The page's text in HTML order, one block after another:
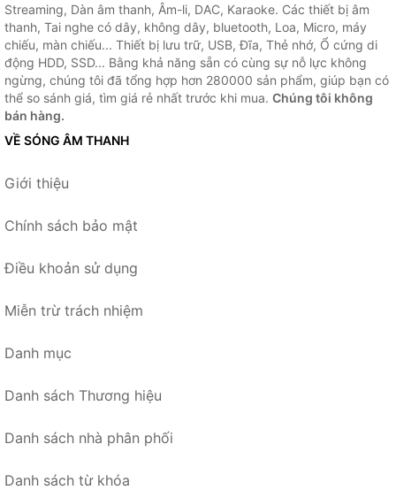
Streaming, Dàn âm thanh, Âm-li, DAC, Karaoke. Các thiết bị âm
thanh, Tai nghe có dây, không dây, bluetooth, Loa, Micro, máy
chiếu, màn chiếu... Thiết bị lưu trữ, USB, Đĩa, Thẻ nhớ, Ổ cứng di
động HDD, SSD... Bằng khả năng sẵn có cùng sự nỗ lực không
ngừng, chúng tôi đã tổng hợp hơn 280000 sản phẩm, giúp bạn có
thể so sánh giá, tìm giá rẻ nhất trước khi mua. Chúng tôi không
bán hàng.
VỀ SÓNG ÂM THANH
Giới thiệu
Chính sách bảo mật
Điều khoản sử dụng
Miễn trừ trách nhiệm
Danh mục
Danh sách Thương hiệu
Danh sách nhà phân phối
Danh sách từ khóa